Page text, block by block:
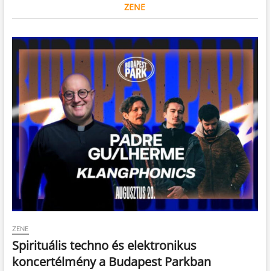
ZENE
ZENE
Spirituális techno és elektronikus
koncertélmény a Budapest Parkban